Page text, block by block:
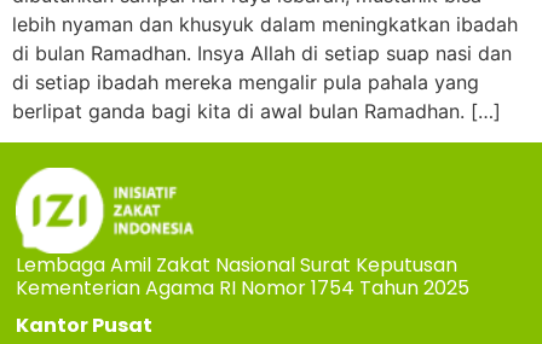
lebih nyaman dan khusyuk dalam meningkatkan ibadah
di bulan Ramadhan. Insya Allah di setiap suap nasi dan
di setiap ibadah mereka mengalir pula pahala yang
berlipat ganda bagi kita di awal bulan Ramadhan. […]
Lembaga Amil Zakat Nasional Surat Keputusan
Kementerian Agama RI Nomor 1754 Tahun 2025
Kantor Pusat